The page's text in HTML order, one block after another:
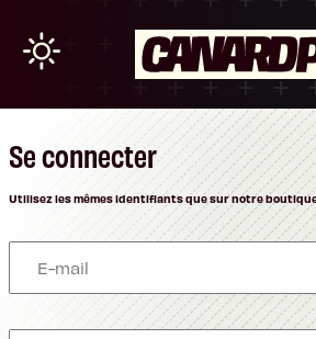
Se connecter
Utilisez les mêmes identifiants que sur notre boutique